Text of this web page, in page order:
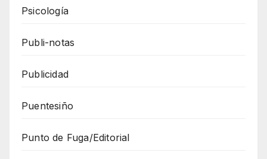
Psicología
Publi-notas
Publicidad
Puentesiño
Punto de Fuga/Editorial